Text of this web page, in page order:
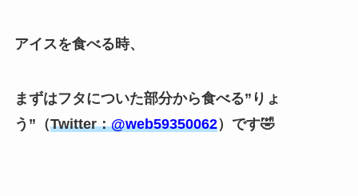
アイスを食べる時、
まずはフタについた部分から食べる”りょ
う”（Twitter：@web59350062）です🤣